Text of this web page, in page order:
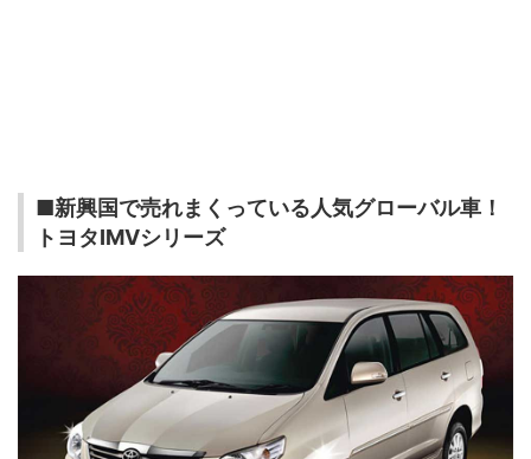
■新興国で売れまくっている人気グローバル車！
トヨタIMVシリーズ